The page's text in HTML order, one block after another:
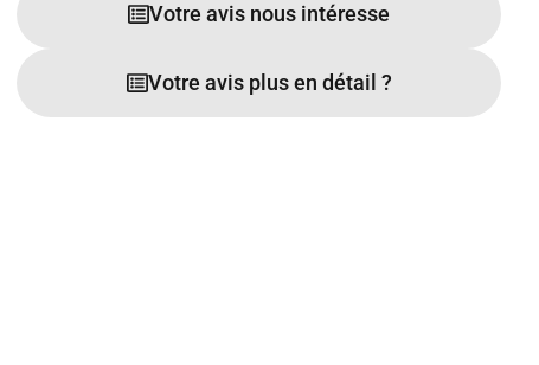
Votre avis nous intéresse
Votre avis plus en détail ?